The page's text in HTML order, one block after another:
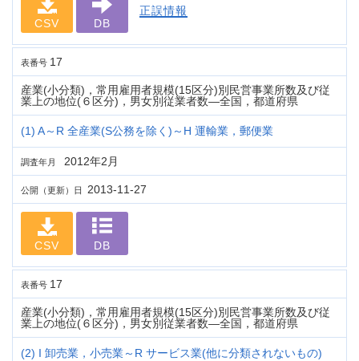
CSV DB
正誤情報
表番号 17
産業(小分類)，常用雇用者規模(15区分)別民営事業所数及び従
業上の地位(６区分)，男女別従業者数―全国，都道府県
(1) A～R 全産業(S公務を除く)～H 運輸業，郵便業
調査年月 2012年2月
公開（更新）日 2013-11-27
CSV DB
表番号 17
産業(小分類)，常用雇用者規模(15区分)別民営事業所数及び従
業上の地位(６区分)，男女別従業者数―全国，都道府県
(2) I 卸売業，小売業～R サービス業(他に分類されないもの)